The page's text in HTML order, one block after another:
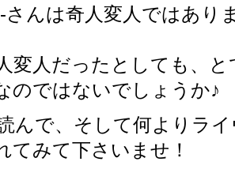
さんは奇人変人ではあり
変人だったとしても、
のではないでしょうか♪
んで、そして何よりラ
てみて下さいませ！